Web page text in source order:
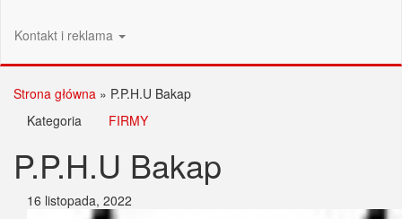
Kontakt i reklama
Strona główna » P.P.H.U Bakap
Kategoria
FIRMY
P.P.H.U Bakap
16 listopada, 2022